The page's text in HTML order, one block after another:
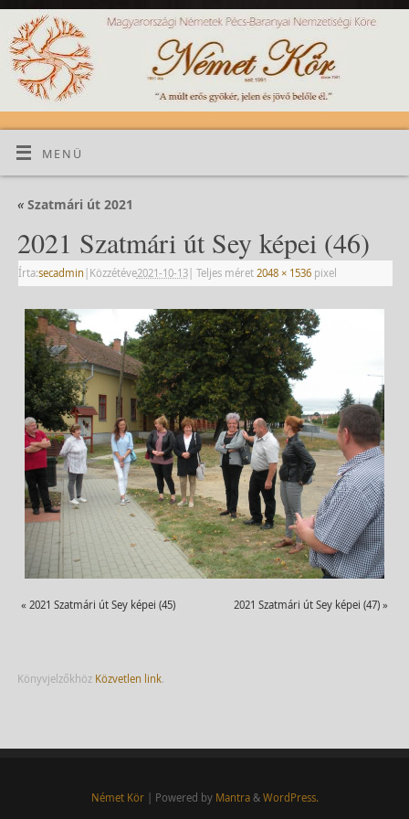
MENÜ
«Szatmári út 2021
2021 Szatmári út Sey képei (46)
Írta:secadmin | Közzétéve2021-10-13| Teljes méret 2048 × 1536pixel
« 2021 Szatmári út Sey képei (45) 2021 Szatmári út Sey képei (47) »
Könyvjelzőkhöz Közvetlen link.
Német Kör| Powered by Mantra& WordPress.